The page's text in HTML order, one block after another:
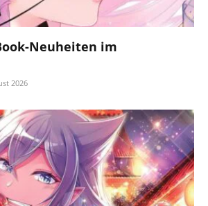
Neuheiten im
2026